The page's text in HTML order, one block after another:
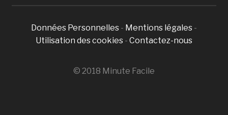
Données Personnelles - Mentions légales -
Utilisation des cookies - Contactez-nous
© 2018 Minute Facile